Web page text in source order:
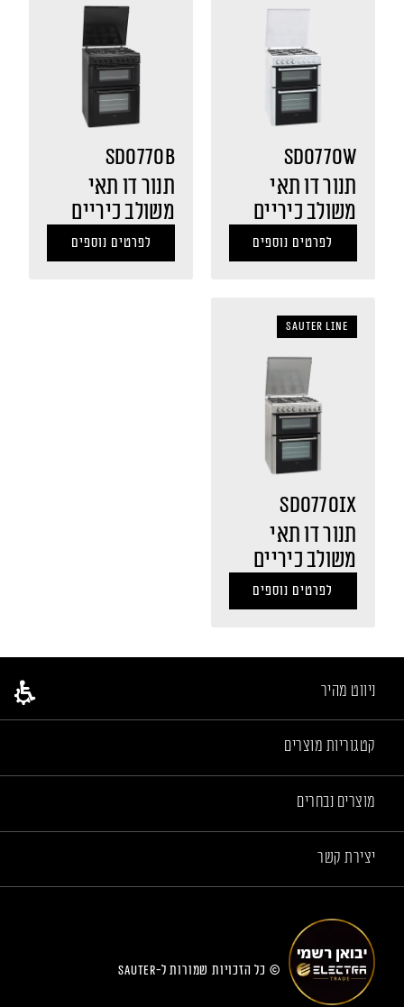
SDO770W
תנור דו תאי
משולב כיריים
לפרטים נוספים
SDO770B
תנור דו תאי
משולב כיריים
לפרטים נוספים
sauter LINE
SDO770IX
תנור דו תאי
משולב כיריים
לפרטים נוספים
ניווט מהיר
קטגוריות מוצרים
מוצרים נבחרים
יצירת קשר
© כל הזכויות שמורות ל-sauter